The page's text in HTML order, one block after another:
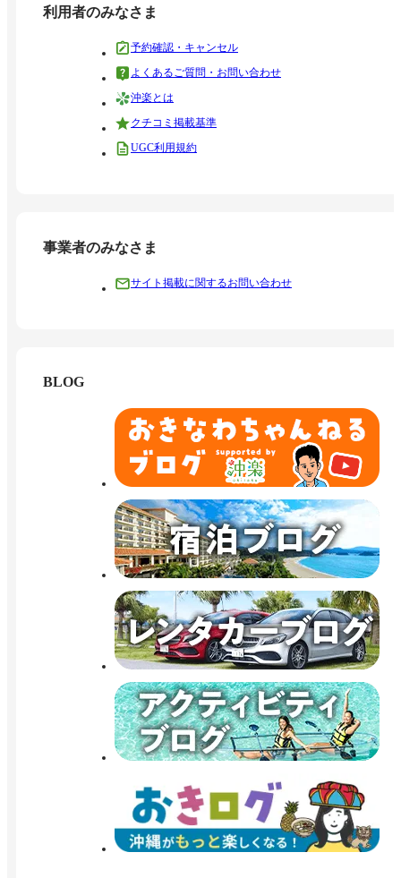
利用者のみなさま
予約確認・キャンセル
よくあるご質問・お問い合わせ
沖楽とは
クチコミ掲載基準
UGC利用規約
事業者のみなさま
サイト掲載に関するお問い合わせ
BLOG